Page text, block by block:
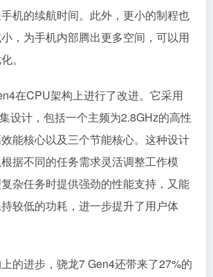
机的续航时间。此外，更小的制程也
，为手机内部腾出更多空间，可以用
。
在CPU架构上进行了改进。它采用
设计，包括一个主频为2.8GHz的高性
能核心以及三个节能核心。这种设计
据不同的任务需求灵活调整工作模
杂任务时提供强劲的性能支持，又能
较低的功耗，进一步提升了用户体
的进步，骁龙7 Gen4还带来了27%的